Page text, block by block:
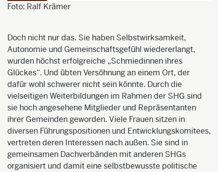
Foto: Ralf Krämer
Doch nicht nur das. Sie haben Selbstwirksamkeit,
Autonomie und Gemeinschaftsgefühl wiedererlangt,
wurden höchst erfolgreiche „Schmiedinnen ihres
Glückes“. Und übten Versöhnung an einem Ort, der
dafür wohl schwerer nicht sein könnte. Durch die
vielseitigen Weiterbildungen im Rahmen der SHG sind
sie hoch angesehene Mitglieder und Repräsentanten
ihrer Gemeinden geworden. Viele Frauen sitzen in
diversen Führungspositionen und Entwicklungskomitees,
vertreten deren Interessen nach außen. Sie sind in
gemeinsamen Dachverbänden mit anderen SHGs
organisiert und damit eine selbstbewusste politische